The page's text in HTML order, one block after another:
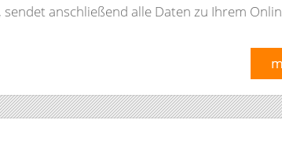
anschließend alle Daten zu Ihrem